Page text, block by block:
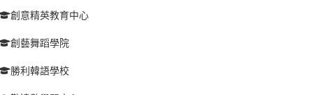
創意精英教育中心
創藝舞蹈學院
勝利韓語學校